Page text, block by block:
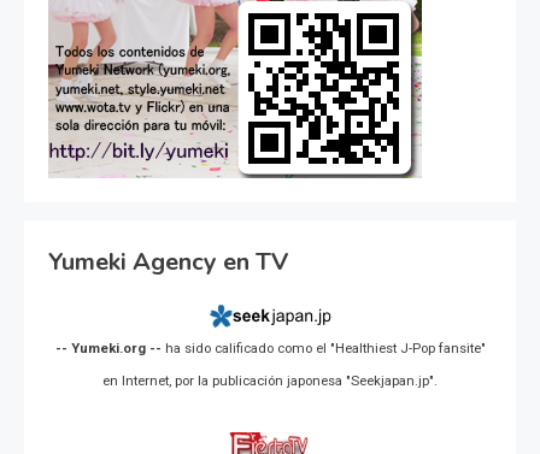
Yumeki Agency en TV
-- Yumeki.org -- ha sido calificado como el "Healthiest J-Pop fansite"
en Internet, por la publicación japonesa "Seekjapan.jp".